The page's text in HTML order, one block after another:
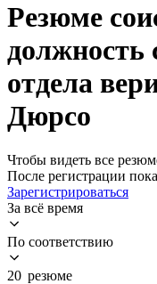
Резюме
должность
отдела
Дюрсо
Чтобы видеть все
После регистрации
Зарегистрироваться
За всё время
По соответствию
20 резюме